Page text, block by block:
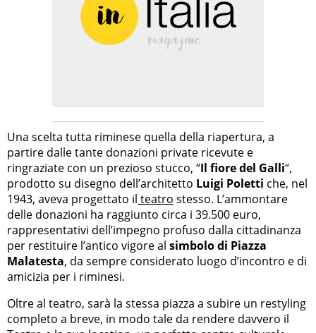
Una scelta tutta riminese quella della riapertura, a
partire dalle tante donazioni private ricevute e
ringraziate con un prezioso stucco, “Il fiore del Galli“,
prodotto su disegno dell’architetto Luigi Poletti che, nel
1943, aveva progettato il teatro stesso. L’ammontare
delle donazioni ha raggiunto circa i 39.500 euro,
rappresentativi dell’impegno profuso dalla cittadinanza
per restituire l’antico vigore al simbolo di Piazza
Malatesta, da sempre considerato luogo d’incontro e di
amicizia per i riminesi.
Oltre al teatro, sarà la stessa piazza a subire un restyling
completo a breve, in modo tale da rendere davvero il